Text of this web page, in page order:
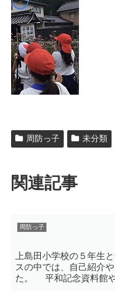
周防っ子 未分類
関連記事
周防っ子
上島田小学校の５年生
スの中では、自己紹介
た。 平和記念資料館